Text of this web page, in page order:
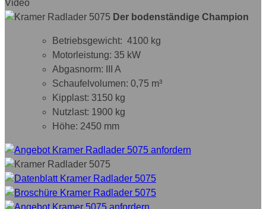
Video
Der bodenständige Champion
Betriebsgewicht: 4100 kg
Motorleistung: 35 kW
Abgasnorm: III A
Schaufelvolumen: 0,75 m³
Kipplast: 3150 kg
Nutzlast: 1900 kg
Höhe: 2450 mm